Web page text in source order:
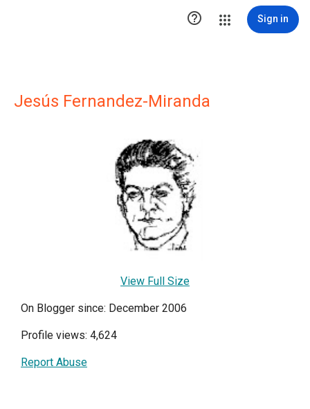
 Sign in
Jesús Fernandez-Miranda
View Full Size
On Blogger since: December 2006
Profile views: 4,624
Report Abuse